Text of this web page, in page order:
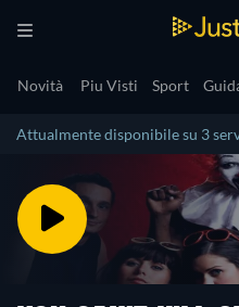
Novità Piu Visti Sport
Attualmente disponibile su 3